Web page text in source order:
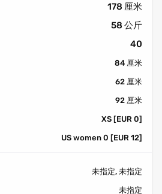
178 厘米
58 公斤
40
84 厘米
62 厘米
92 厘米
XS [EUR 0]
US women 0 [EUR 12]
未指定, 未指定
未指定